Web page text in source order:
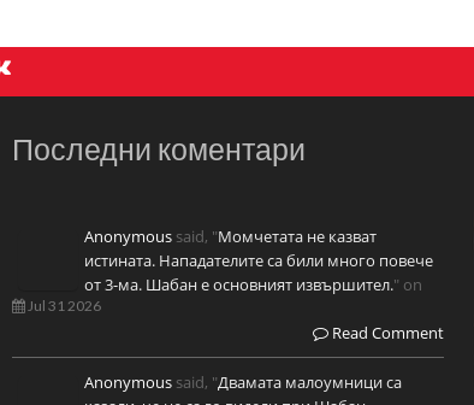
Последни коментари
Anonymous said, "Момчетата не казват
истината. Нападателите са били много повече
от 3-ма. Шабан е основният извършител." on
Jul 31 2026
Read Comment
Anonymous said, "Двамата малоумници са